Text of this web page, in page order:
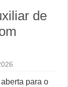
de
para o